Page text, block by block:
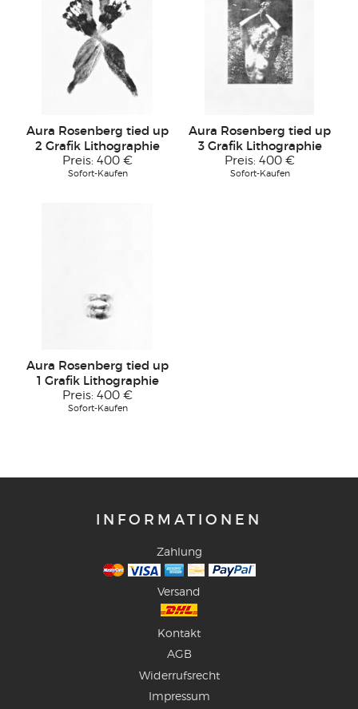
Aura Rosenberg tied up
2 Grafik Lithographie
Preis: 400 €
Sofort-Kaufen
Aura Rosenberg tied up
3 Grafik Lithographie
Preis: 400 €
Sofort-Kaufen
Aura Rosenberg tied up
1 Grafik Lithographie
Preis: 400 €
Sofort-Kaufen
INFORMATIONEN
Zahlung
Versand
Kontakt
AGB
Widerrufsrecht
Impressum